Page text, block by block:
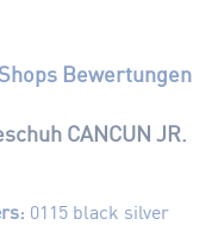
Bewertungen
CANCUN JR.
0115 black silver